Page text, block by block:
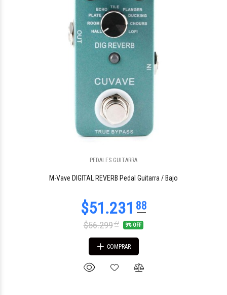
PEDALES GUITARRA
M-Vave DIGITAL REVERB Pedal Guitarra / Bajo
$56.29977 9% OFF
COMPRAR